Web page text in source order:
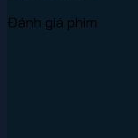
Đánh giá phim